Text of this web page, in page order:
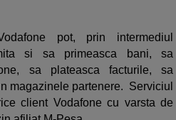
pot, prin intermediul
si sa primeasca bani, sa
sa plateasca facturile, sa
magazinele partenere. Serviciul
client Vodafone cu varsta de